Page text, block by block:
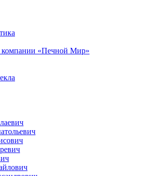
компании «Печной Мир»